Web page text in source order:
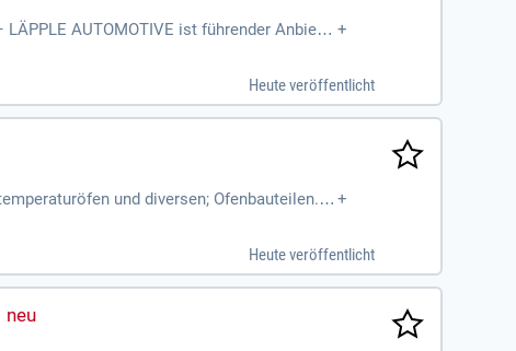
AUTOMOTIVE ist führender Anbieter +
Heute veröffentlicht
und diversen; Ofenbauteilen. Q +
Heute veröffentlicht